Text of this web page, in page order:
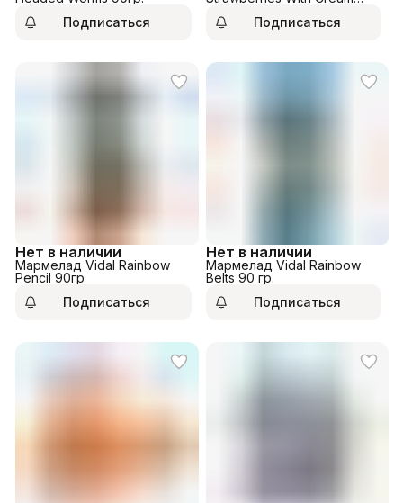
Подписаться
Подписаться
Нет в наличии
Мармелад Vidal Rainbow
Pencil 90гр
Подписаться
Нет в наличии
Мармелад Vidal Rainbow
Belts 90 гр.
Подписаться